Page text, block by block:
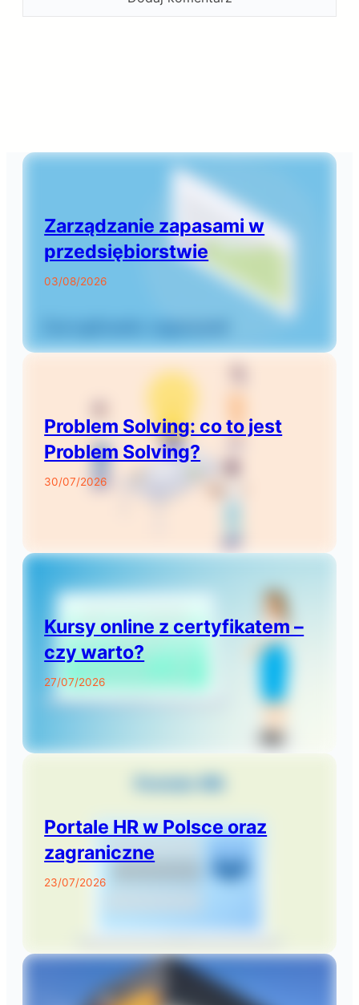
Zarządzanie zapasami w
przedsiębiorstwie
03/08/2026
Problem Solving: co to jest
Problem Solving?
30/07/2026
Kursy online z certyfikatem –
czy warto?
27/07/2026
Portale HR w Polsce oraz
zagraniczne
23/07/2026